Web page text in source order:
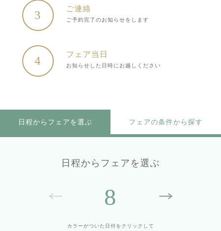
3
ご連絡
ご予約完了のお知らせをします
4
フェア当日
お知らせした日時にお越しください
日程からフェアを選ぶ フェアの条件から探す
日程からフェアを選ぶ
8
カラーがついた日付をクリックして